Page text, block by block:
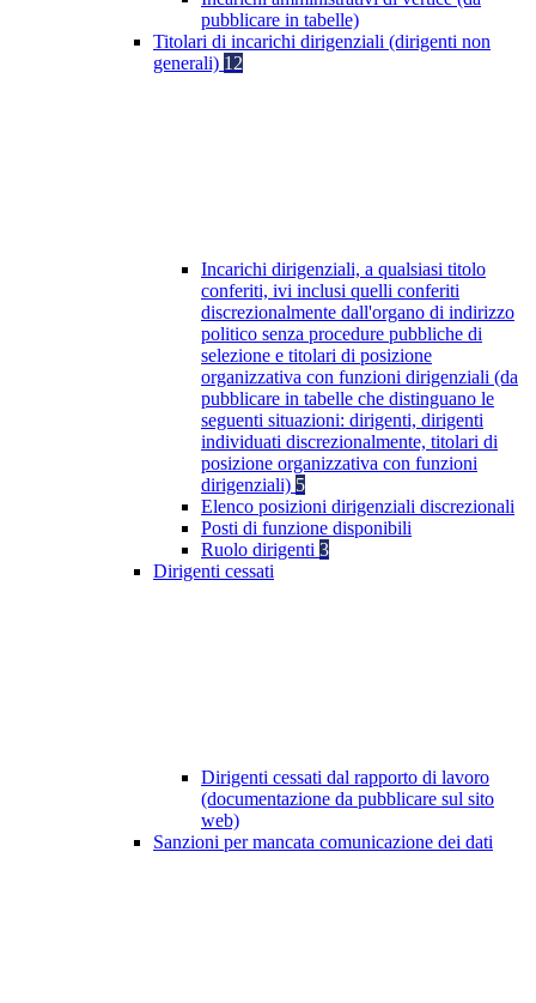
pubblicare in tabelle)
Titolari di incarichi dirigenziali (dirigenti non
generali) 12
Incarichi dirigenziali, a qualsiasi titolo
conferiti, ivi inclusi quelli conferiti
discrezionalmente dall'organo di indirizzo
politico senza procedure pubbliche di
selezione e titolari di posizione
organizzativa con funzioni dirigenziali (da
pubblicare in tabelle che distinguano le
seguenti situazioni: dirigenti, dirigenti
individuati discrezionalmente, titolari di
posizione organizzativa con funzioni
dirigenziali) 5
Elenco posizioni dirigenziali discrezionali
Posti di funzione disponibili
Ruolo dirigenti 3
Dirigenti cessati
Dirigenti cessati dal rapporto di lavoro
(documentazione da pubblicare sul sito
web)
Sanzioni per mancata comunicazione dei dati